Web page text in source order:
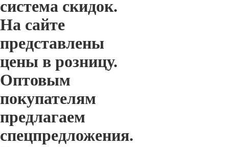
система скидок.
На сайте
представлены
цены в розницу.
Оптовым
покупателям
предлагаем
спецпредложения.